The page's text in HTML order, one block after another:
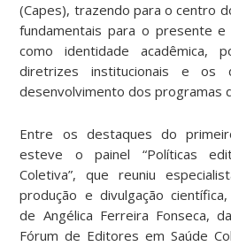
(Capes), trazendo para o centro
fundamentais para o presente
como identidade acadêmica,
diretrizes institucionais e os
desenvolvimento dos programas
Entre os destaques do
esteve o painel “Políticas
Coletiva”, que reuniu
produção e divulgação
de Angélica Ferreira Fonseca,
Fórum de Editores em Saúde